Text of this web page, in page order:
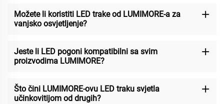
Možete li koristiti LED trake od LUMIMORE-a za
vanjsko osvjetljenje?
Jeste li LED pogoni kompatibilni sa svim
proizvodima LUMIMORE?
Što čini LUMIMORE-ovu LED traku svjetla
učinkovitijom od drugih?